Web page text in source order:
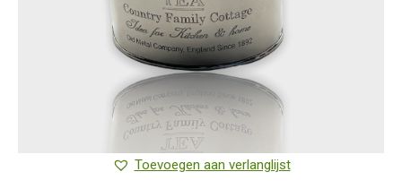
Toevoegen aan verlanglijst